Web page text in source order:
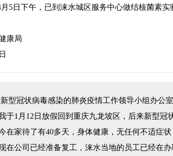
5日下午，已到涞水城区服务中心做结核菌素
康局
型冠状病毒感染的肺炎疫情工作领导小组办公
于1月12日放假回到重庆九龙坡区，后来新型
在家待了有40多天，身体健康，无任何不适症
在公司已经准备复工，涞水当地的员工已经在